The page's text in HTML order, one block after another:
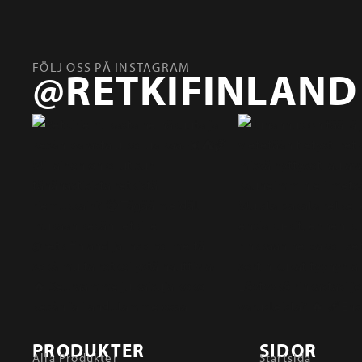
FÖLJ OSS PÅ INSTAGRAM
@RETKIFINLAND
PRODUKTER
Alla Produkter
SIDOR
Startsida